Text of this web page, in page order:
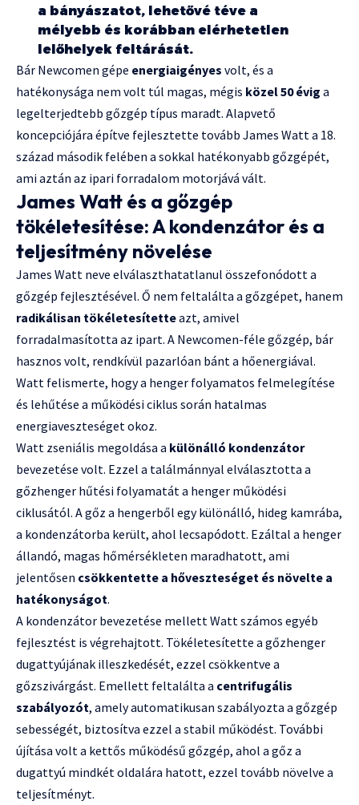
a bányászatot, lehetővé téve a
mélyebb és korábban elérhetetlen
lelőhelyek feltárását.
Bár Newcomen gépe energiaigényes volt, és a
hatékonysága nem volt túl magas, mégis közel 50 évig a
legelterjedtebb gőzgép típus maradt. Alapvető
koncepciójára építve fejlesztette tovább James Watt a 18.
század második felében a sokkal hatékonyabb gőzgépét,
ami aztán az ipari forradalom motorjává vált.
James Watt és a gőzgép
tökéletesítése: A kondenzátor és a
teljesítmény növelése
James Watt neve elválaszthatatlanul összefonódott a
gőzgép fejlesztésével. Ő nem feltalálta a gőzgépet, hanem
radikálisan tökéletesítetteazt, amivel
forradalmasította az ipart. A Newcomen-féle gőzgép, bár
hasznos volt, rendkívül pazarlóan bánt a hőenergiával.
Watt felismerte, hogy a henger folyamatos felmelegítése
és lehűtése a működési ciklus során hatalmas
energiaveszteséget okoz.
Watt zseniális megoldása a különálló kondenzátor
bevezetése volt. Ezzel a találmánnyal elválasztotta a
gőzhenger hűtési folyamatát a henger működési
ciklusától. A gőz a hengerből egy különálló, hideg kamrába,
a kondenzátorba került, ahol lecsapódott. Ezáltal a henger
állandó, magas hőmérsékleten maradhatott, ami
jelentősen csökkentette a hőveszteséget és növelte a
hatékonyságot.
A kondenzátor bevezetése mellett Watt számos egyéb
fejlesztést is végrehajtott. Tökéletesítette a gőzhenger
dugattyújának illeszkedését, ezzel csökkentve a
gőzszivárgást. Emellett feltalálta a centrifugális
szabályozót, amely automatikusan szabályozta a gőzgép
sebességét, biztosítva ezzel a stabil működést. További
újítása volt a kettős működésű gőzgép, ahol a gőz a
dugattyú mindkét oldalára hatott, ezzel tovább növelve a
teljesítményt.